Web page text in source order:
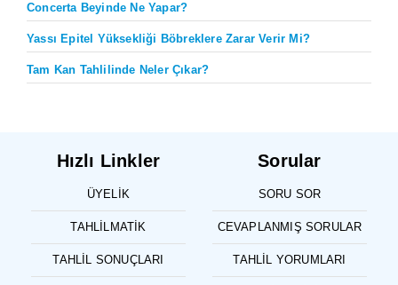
Concerta Beyinde Ne Yapar?
Yassı Epitel Yüksekliği Böbreklere Zarar Verir Mi?
Tam Kan Tahlilinde Neler Çıkar?
Hızlı Linkler
ÜYELIK
TAHLILMATIK
TAHLIL SONUÇLARI
Sorular
SORU SOR
CEVAPLANMIŞ SORULAR
TAHLIL YORUMLARI